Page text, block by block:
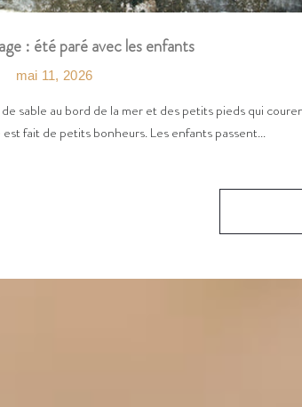
: été paré avec les enfants
mai 11, 2026
sable au bord de la mer et des petits pieds qui
fait de petits bonheurs. Les enfants passent...